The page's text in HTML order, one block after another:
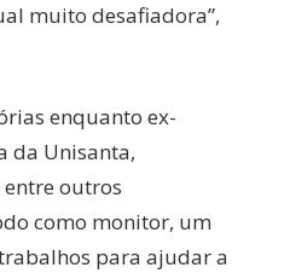
muito desafiadora”,
enquanto ex-
da Unisanta,
outros
como monitor, um
para ajudar a